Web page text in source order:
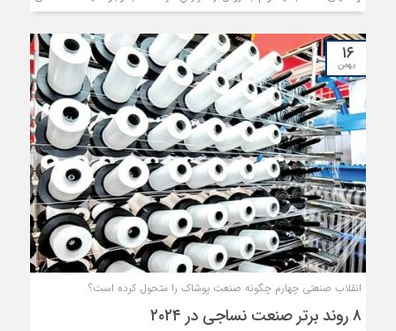
کاغذ و مبلمان»، «ماشین‌سازی و لوازم خانگی»، «لاستیک و پلاستیک»،
«شیمیایی» و «نساجی» وضعیت مناسبی را ارائه کردند. دلیل وضعیت بهتر این
۵رشته‌فعالیت عمدتا به «سفارش‌های جدید» و «فروش» در وهله نخست و
سپس «صادرات»، «موجودی مواد اولیه» و «سرعت بالای تحویل و انجام
سفارش‌ها» در وهله بعدی برمی‌گردد.
۱۶
بهمن
انقلاب صنعتی چهارم چگونه صنعت پوشاک را متحول کرده است؟
۸ روند برتر صنعت‏‏‌ نساجی‏‏‌ در ٢٠٢۴